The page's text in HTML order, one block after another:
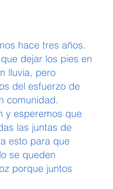
hace tres años.
dejar los pies en
lluvia, pero
del esfuerzo de
comunidad.
y esperemos que
las juntas de
esto para que
se queden
porque juntos